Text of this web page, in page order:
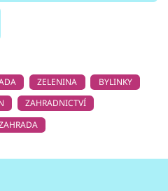
ZELENINA
BYLINKY
ZAHRADNICTVÍ